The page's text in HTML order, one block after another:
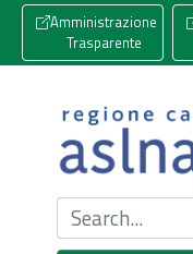
Amministrazione
Trasparente
Cerca nel sito